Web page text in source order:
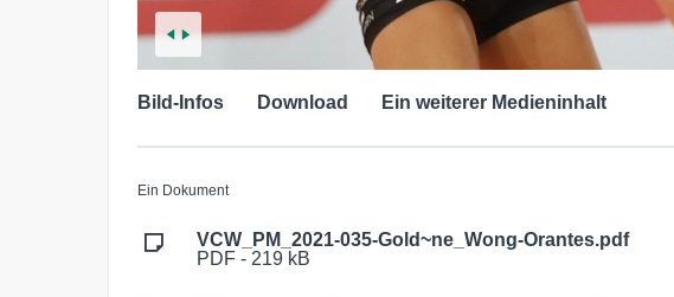
Bild-Infos Download Ein weiterer Medieninhalt
Ein Dokument
VCW_PM_2021-035-Gold~ne_Wong-Orantes.pdf
PDF - 219 kB